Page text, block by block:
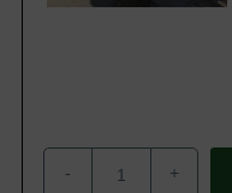
- +